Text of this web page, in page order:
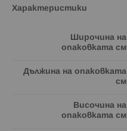
Характеристики
Широчина на
опаковката см
Дължина на опаковката
см
Височина на
опаковката см